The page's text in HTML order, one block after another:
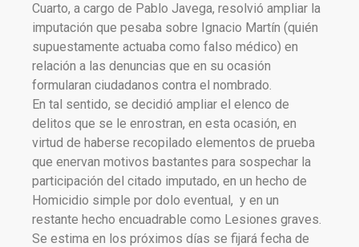
Cuarto, a cargo de Pablo Javega, resolvió ampliar la
imputación que pesaba sobre Ignacio Martín (quién
supuestamente actuaba como falso médico) en
relación a las denuncias que en su ocasión
formularan ciudadanos contra el nombrado.
En tal sentido, se decidió ampliar el elenco de
delitos que se le enrostran, en esta ocasión, en
virtud de haberse recopilado elementos de prueba
que enervan motivos bastantes para sospechar la
participación del citado imputado, en un hecho de
Homicidio simple por dolo eventual, y en un
restante hecho encuadrable como Lesiones graves.
Se estima en los próximos días se fijará fecha de